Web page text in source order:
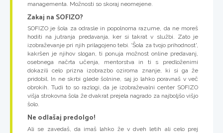
managementa. Možnosti so skoraj neomejene.
Zakaj na SOFIZO?
SOFIZO je šola za odrasle in popolnoma razume, da ne moreš
hoditi na jutranja predavanja, ker si takrat v službi. Zato je
izobraževanje pri njih prilagojeno tebi. ‘Šola za tvojo prihodnost',
kakršen je njihov slogan, ti ponuja možnost online predavanj,
osebnega načrta učenja, mentorstva in ti s predloženimi
dokazili celo prizna izobrazbo oziroma znanje, ki si ga že
pridobil. In ne skrbi glede šolnine, saj jo lahko poravnaš v več
obrokih. Tudi to so razlogi, da je izobraževalni center SOFIZO
višja strokovna šola že dvakrat prejela nagrado za najboljšo višjo
šolo.
Ne odlašaj predolgo!
Ali se zavedaš, da imaš lahko že v dveh letih ali celo prej